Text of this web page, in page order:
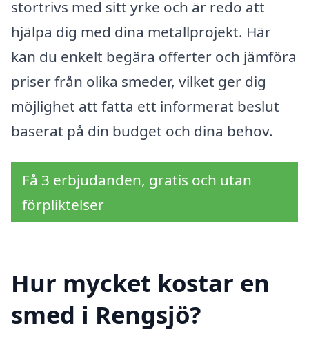
stortrivs med sitt yrke och är redo att
hjälpa dig med dina metallprojekt. Här
kan du enkelt begära offerter och jämföra
priser från olika smeder, vilket ger dig
möjlighet att fatta ett informerat beslut
baserat på din budget och dina behov.
Få 3 erbjudanden, gratis och utan
förpliktelser
Hur mycket kostar en
smed i Rengsjö?